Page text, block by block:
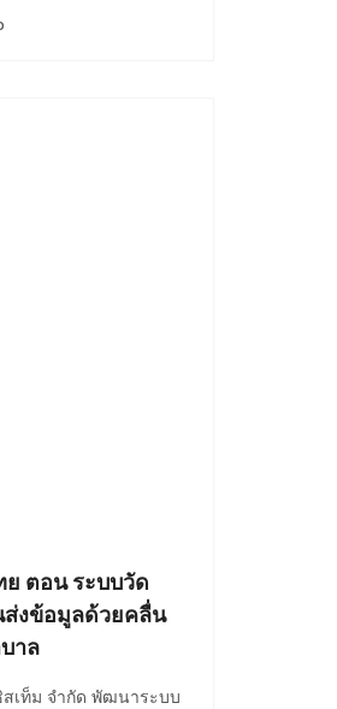
ตอน ระบบวัด
งข้อมูลด้วยคลื่น
าล
สเท็ม จำกัด พัฒนาระบบ